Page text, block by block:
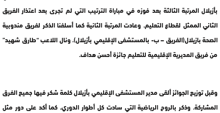
بأزيلال المرتبة الثالثة بعد فوزه في مباراة الترتيب التي لم تجرى بعد اعتذار الفريق
الثاني الممثل لقطاع التعليم. وعادت المرتبة الثانية كما أسلفنا الذكر لفريق مندوبية
الصحة بازيلال(الفريق – ب- بالمستشفى الإقليمي بأزيلال). ونال اللاعب “طارق شهيد”
من فريق المديرية الإقليمية للتعليم جائزة أحسن هداف.
وقبل توزيع الجوائز ألقى مدير المستشفى الإقليمي بأزيلال كلمة شكر فيها جميع الفرق
المشاركة. وذكر بالروح الرياضية التي سادت كل أطوار الدوري. كما أكد على دور مثل